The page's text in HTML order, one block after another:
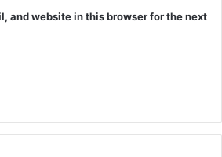
and website in this browser for the next